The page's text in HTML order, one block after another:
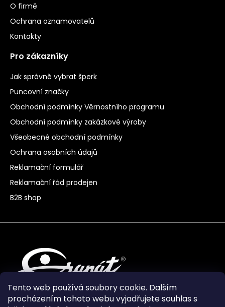
Tento web používá soubory cookie. Dalším
procházením tohoto webu vyjadřujete souhlas s
O firmě
Ochrana oznamovatelů
Kontakty
Pro zákazníky
Jak správně vybrat šperk
Puncovní značky
Obchodní podmínky Věrnostního programu
Obchodní podmínky zakázkové výroby
Všeobecné obchodní podmínky
Ochrana osobních údajů
Reklamační formulář
Reklamační řád prodejen
B2B shop